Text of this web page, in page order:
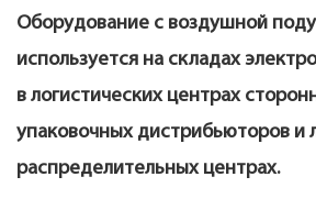
Оборудование с воздушной
используется на складах
в логистических центрах
упаковочных дистрибьюторов и
распределительных центрах.